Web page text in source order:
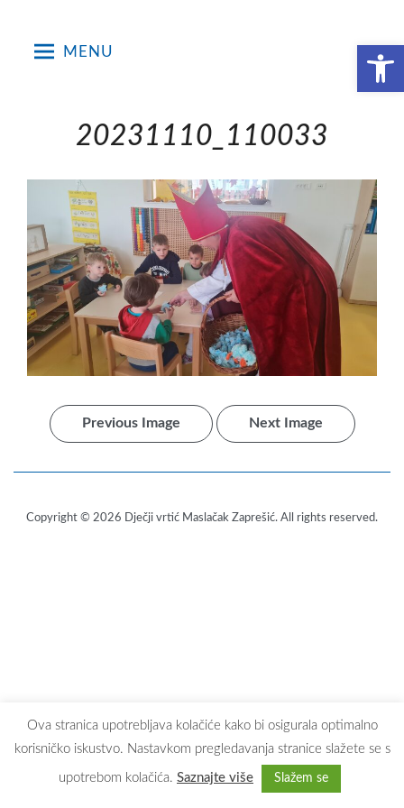
Open toolbar
MENU
20231110_110033
Previous Image Next Image
Copyright © 2026 Dječji vrtić Maslačak Zaprešić. All rights reserved.
Ova stranica upotrebljava kolačiće kako bi osigurala optimalno
korisničko iskustvo. Nastavkom pregledavanja stranice slažete se s
upotrebom kolačića. Saznajte više Slažem se